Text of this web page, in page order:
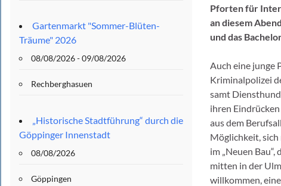
Pforten für
an diesem
und das
Auch eine junge
Kriminalpolizei
samt
ihren
aus dem
Möglichkeit,
im „Neuen
mitten in der
willkommen,
Gartenmarkt "Sommer-Blüten-
Träume" 2026
08/08/2026 - 09/08/2026
Rechberghasuen
„Historische Stadtführung“ durch die
Göppinger Innenstadt
08/08/2026
Göppingen